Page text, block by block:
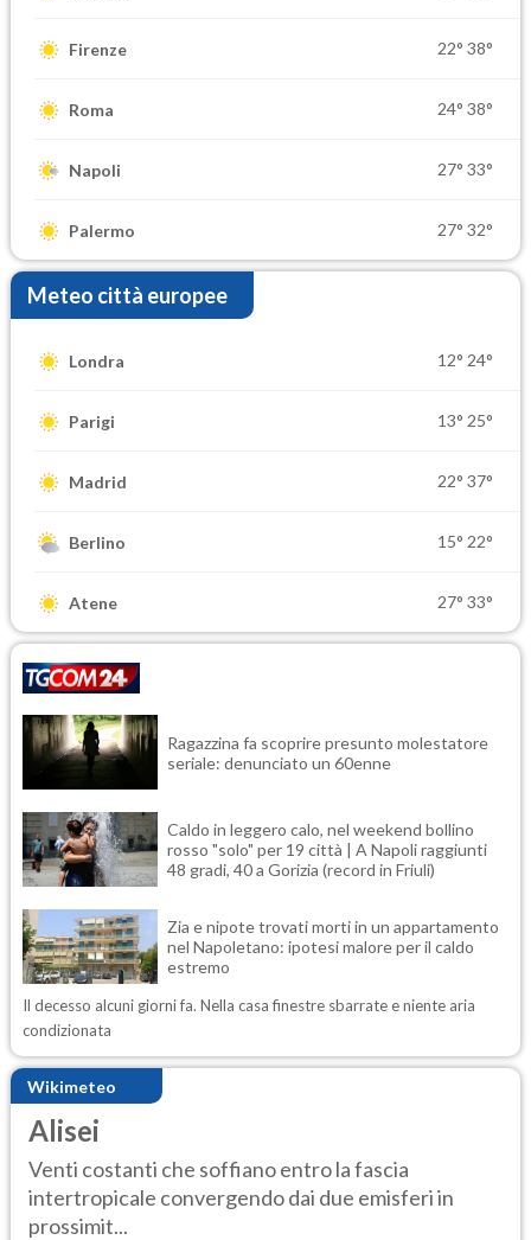
Firenze 22° 38°
Roma 24° 38°
Napoli 27° 33°
Palermo 27° 32°
Meteo città europee
Londra 12° 24°
Parigi 13° 25°
Madrid 22° 37°
Berlino 15° 22°
Atene 27° 33°
Ragazzina fa scoprire presunto molestatore
seriale: denunciato un 60enne
Caldo in leggero calo, nel weekend bollino
rosso "solo" per 19 città | A Napoli raggiunti
48 gradi, 40 a Gorizia (record in Friuli)
Zia e nipote trovati morti in un appartamento
nel Napoletano: ipotesi malore per il caldo
estremo
Il decesso alcuni giorni fa. Nella casa finestre sbarrate e niente aria
condizionata
Wikimeteo
Alisei
Venti costanti che soffiano entro la fascia
intertropicale convergendo dai due emisferi in
prossimit...